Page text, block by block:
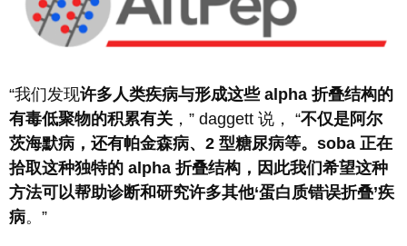
“我们发现许多人类疾病与形成这些 alpha 折叠结构的
有毒低聚物的积累有关 ，” daggett 说， “不仅是阿尔
茨海默病，还有帕金森病、2 型糖尿病等。soba 正在
拾取这种独特的 alpha 折叠结构，因此我们希望这种
方法可以帮助诊断和研究许多其他‘蛋白质错误折叠’疾
病。”